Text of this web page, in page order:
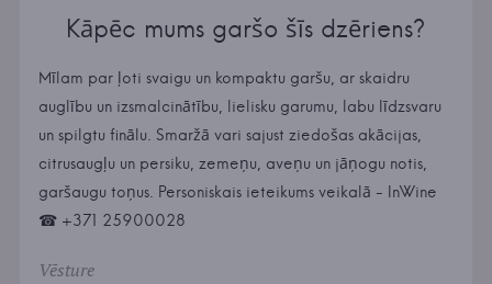
Kāpēc mums garšo šīs dzēriens?
Mīlam par ļoti svaigu un kompaktu garšu, ar skaidru
auglību un izsmalcinātību, lielisku garumu, labu līdzsvaru
un spilgtu finālu. Smaržā vari sajust ziedošas akācijas,
citrusaugļu un persiku, zemeņu, aveņu un jāņogu notis,
garšaugu toņus. Personiskais ieteikums veikalā - InWine
☎ +371 25900028
Vēsture